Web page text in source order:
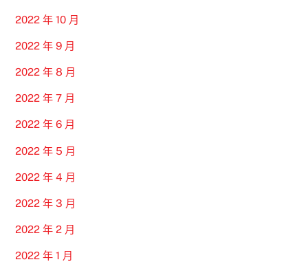
2022 年 10 月
2022 年 9 月
2022 年 8 月
2022 年 7 月
2022 年 6 月
2022 年 5 月
2022 年 4 月
2022 年 3 月
2022 年 2 月
2022 年 1 月